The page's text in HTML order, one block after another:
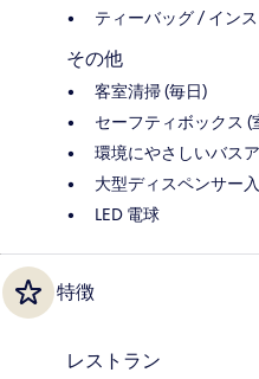
ティーバッグ / イン
その他
客室清掃 (毎日)
セーフティボックス
環境にやさしいバス
大型ディスペンサー
LED 電球
特徴
レストラン